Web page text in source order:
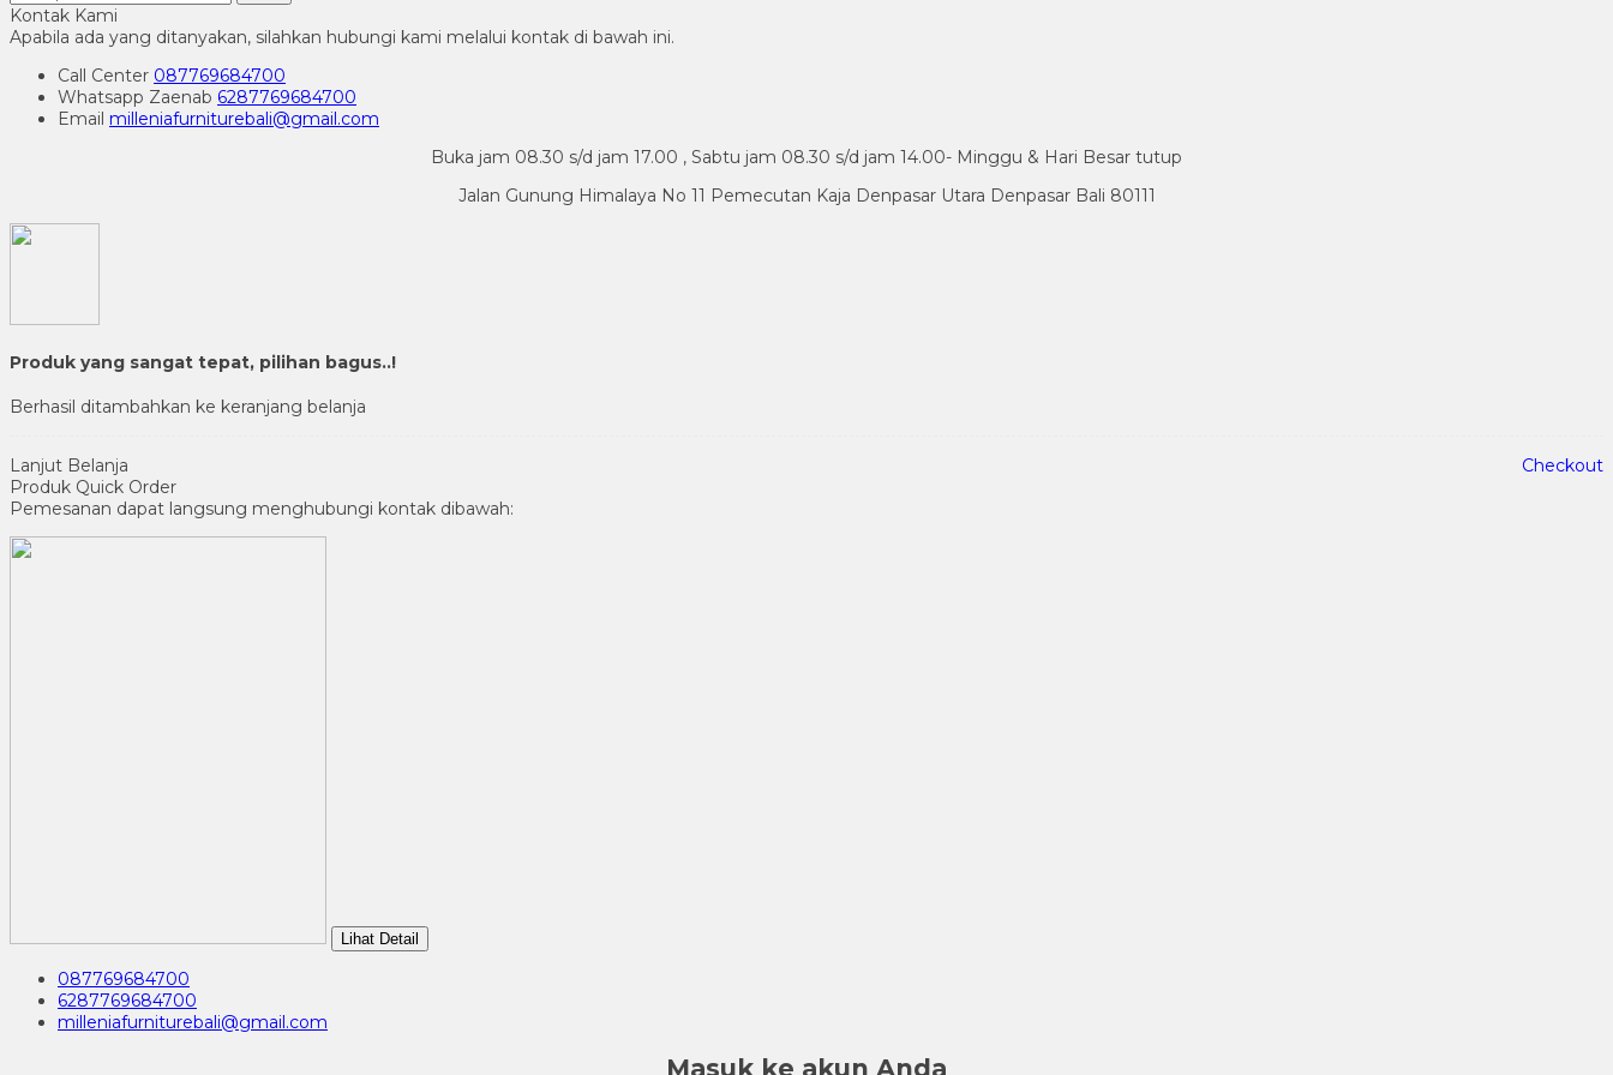
Kontak Kami
Apabila ada yang ditanyakan, silahkan hubungi kami melalui kontak di bawah ini.
Call Center 087769684700
Whatsapp Zaenab 6287769684700
Email milleniafurniturebali@gmail.com
Buka jam 08.30 s/d jam 17.00 , Sabtu jam 08.30 s/d jam 14.00- Minggu & Hari Besar tutup
Jalan Gunung Himalaya No 11 Pemecutan Kaja Denpasar Utara Denpasar Bali 80111
Produk yang sangat tepat, pilihan bagus..!
Berhasil ditambahkan ke keranjang belanja
Lanjut Belanja
Checkout
Produk Quick Order
Pemesanan dapat langsung menghubungi kontak dibawah:
Lihat Detail
087769684700
6287769684700
milleniafurniturebali@gmail.com
Masuk ke akun Anda